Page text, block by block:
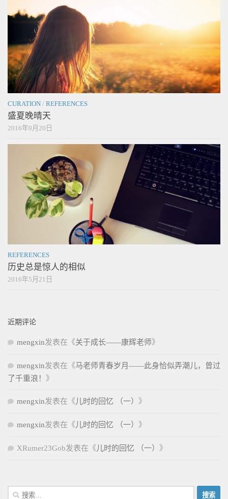
CURATION / REFERENCES
盛夏晚晴天
2016年9月20日
REFERENCES
历史总是惊人的相似
2016年5月21日
近期评论
mengxin发表在《关于成长——康辉老师》
mengxin发表在《马老师青春岁月——此身恰似弄潮儿，曾过
了千重浪！ 》
mengxin发表在《 儿时的回忆 （一） 》
mengxin发表在《 儿时的回忆 （一） 》
XRumer23Gob发表在《 儿时的回忆 （一） 》
搜